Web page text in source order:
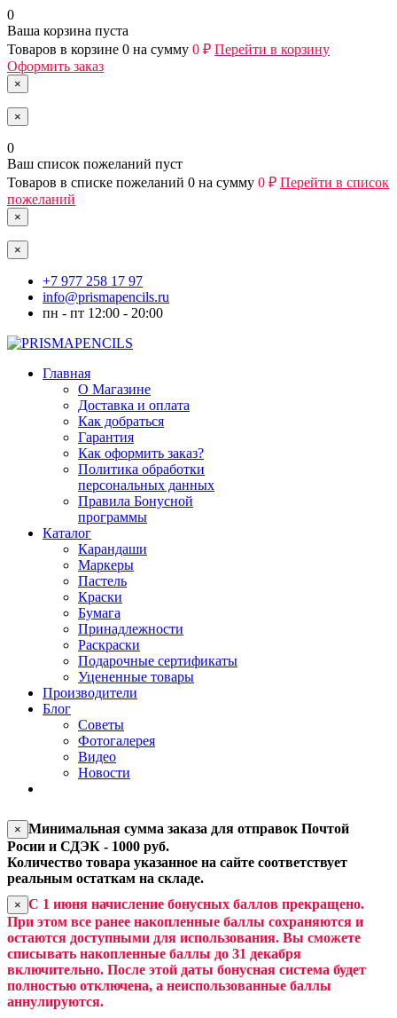
0
Ваша корзина пуста
Товаров в корзине 0 на сумму 0 ₽ Перейти в корзину
Оформить заказ
×
×
0
Ваш список пожеланий пуст
Товаров в списке пожеланий 0 на сумму 0 ₽ Перейти в список
пожеланий
×
×
+7 977 258 17 97
info@prismapencils.ru
пн - пт 12:00 - 20:00
Главная
О Магазине
Доставка и оплата
Как добраться
Гарантия
Как оформить заказ?
Политика обработки
персональных данных
Правила Бонусной
программы
Каталог
Карандаши
Маркеры
Пастель
Краски
Бумага
Принадлежности
Раскраски
Подарочные сертификаты
Уцененные товары
Производители
Блог
Советы
Фотогалерея
Видео
Новости
× Минимальная сумма заказа для отправок Почтой
Росии и СДЭК - 1000 руб.
Количество товара указанное на сайте соответствует
реальным остаткам на складе.
× С 1 июня начисление бонусных баллов прекращено.
При этом все ранее накопленные баллы сохраняются и
остаются доступными для использования. Вы сможете
списывать накопленные баллы до 31 декабря
включительно. После этой даты бонусная система будет
полностью отключена, а неиспользованные баллы
аннулируются.